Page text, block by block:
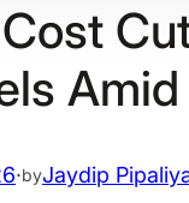
·byJaydip